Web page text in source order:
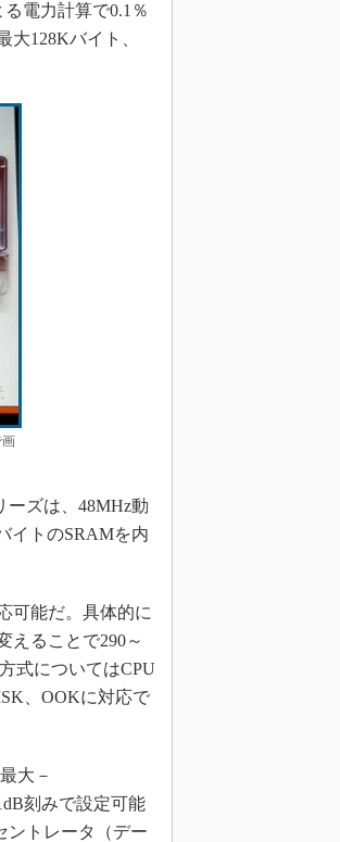
電力計算で0.1％
128Kバイト、
ズは、48MHz動
イトのSRAMを内
可能だ。具体的に
えることで290～
式についてはCPU
、OOKに対応で
大－
刻みで設定可能
ントレータ（デー